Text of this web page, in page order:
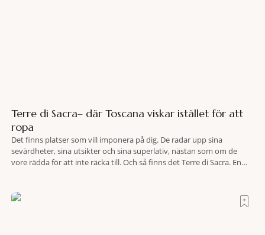
Terre di Sacra– där Toscana viskar istället för att
ropa
Det finns platser som vill imponera på dig. De radar upp sina
sevärdheter, sina utsikter och sina superlativ, nästan som om de
vore rädda för att inte räcka till. Och så finns det Terre di Sacra. En